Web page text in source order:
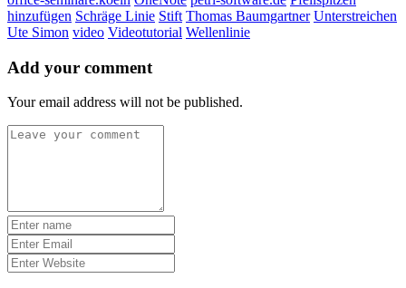
hinzufügen Schräge Linie Stift Thomas Baumgartner Unterstreichen
Ute Simon video Videotutorial Wellenlinie
Add your comment
Your email address will not be published.